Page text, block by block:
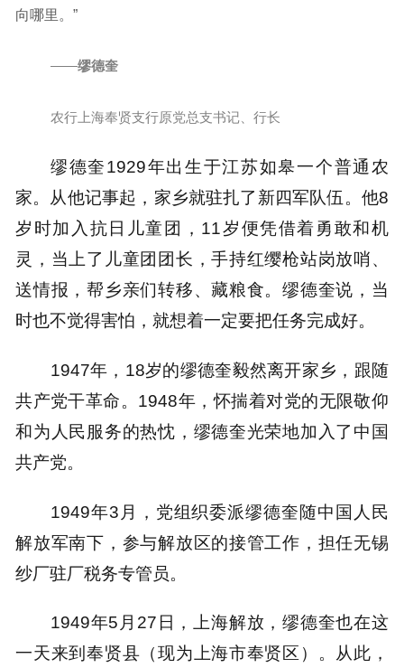
向哪里。”
——缪德奎
农行上海奉贤支行原党总支书记、行长
缪德奎1929年出生于江苏如皋一个普通农
家。从他记事起，家乡就驻扎了新四军队伍。他8
岁时加入抗日儿童团，11岁便凭借着勇敢和机
灵，当上了儿童团团长，手持红缨枪站岗放哨、
送情报，帮乡亲们转移、藏粮食。缪德奎说，当
时也不觉得害怕，就想着一定要把任务完成好。
1947年，18岁的缪德奎毅然离开家乡，跟随
共产党干革命。1948年，怀揣着对党的无限敬仰
和为人民服务的热忱，缪德奎光荣地加入了中国
共产党。
1949年3月，党组织委派缪德奎随中国人民
解放军南下，参与解放区的接管工作，担任无锡
纱厂驻厂税务专管员。
1949年5月27日，上海解放，缪德奎也在这
一天来到奉贤县（现为上海市奉贤区）。从此，